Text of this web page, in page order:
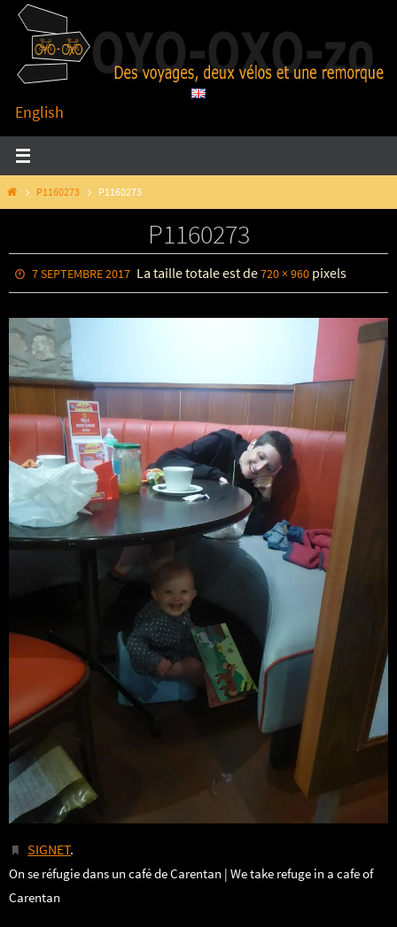
Passer
contenu
English
HOMEP1160273 P1160273
P1160273
7 SEPTEMBRE 2017 La taille totale est de720 × 960 pixels
SIGNET.
On se réfugie dans un café de Carentan | We take refuge in a cafe of
Carentan